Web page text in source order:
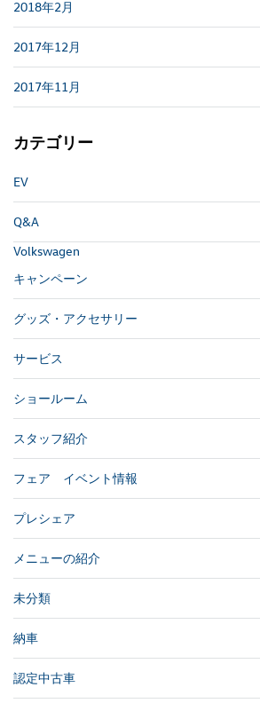
2018年2月
2017年12月
2017年11月
カテゴリー
EV
Q&A
Volkswagen
キャンペーン
グッズ・アクセサリー
サービス
ショールーム
スタッフ紹介
フェア イベント情報
プレシェア
メニューの紹介
未分類
納車
認定中古車